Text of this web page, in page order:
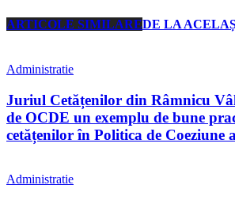
ARTICOLE SIMILAREDE LA
Administratie
Juriul Cetățenilor din Râmnicu
de OCDE un exemplu de bune
cetățenilor în Politica de Coeziune
Administratie